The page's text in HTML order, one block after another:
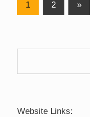
Posts
1 2
Next
»
Website Links: